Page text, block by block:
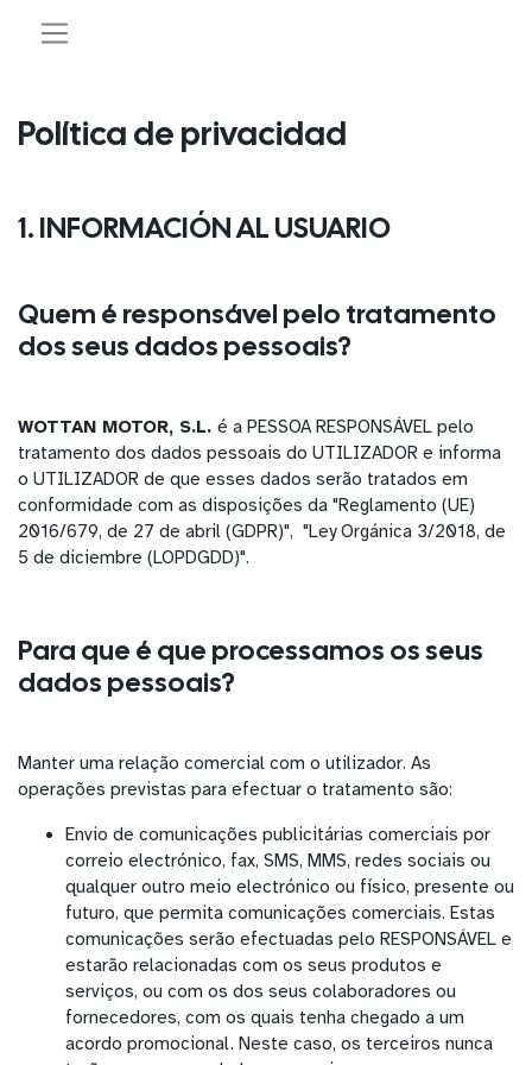
Política de privacidad
1. INFORMACIÓN AL USUARIO
Quem é responsável pelo tratamento
dos seus dados pessoais?
WOTTAN MOTOR, S.L. é a PESSOA RESPONSÁVEL pelo
tratamento dos dados pessoais do UTILIZADOR e informa
o UTILIZADOR de que esses dados serão tratados em
conformidade com as disposições da "Reglamento (UE)
2016/679, de 27 de abril (GDPR)", "Ley Orgánica 3/2018, de
5 de diciembre (LOPDGDD)".
Para que é que processamos os seus
dados pessoais?
Manter uma relação comercial com o utilizador. As
operações previstas para efectuar o tratamento são:
Envio de comunicações publicitárias comerciais por
correio electrónico, fax, SMS, MMS, redes sociais ou
qualquer outro meio electrónico ou físico, presente ou
futuro, que permita comunicações comerciais. Estas
comunicações serão efectuadas pelo RESPONSÁVEL e
estarão relacionadas com os seus produtos e
serviços, ou com os dos seus colaboradores ou
fornecedores, com os quais tenha chegado a um
acordo promocional. Neste caso, os terceiros nunca